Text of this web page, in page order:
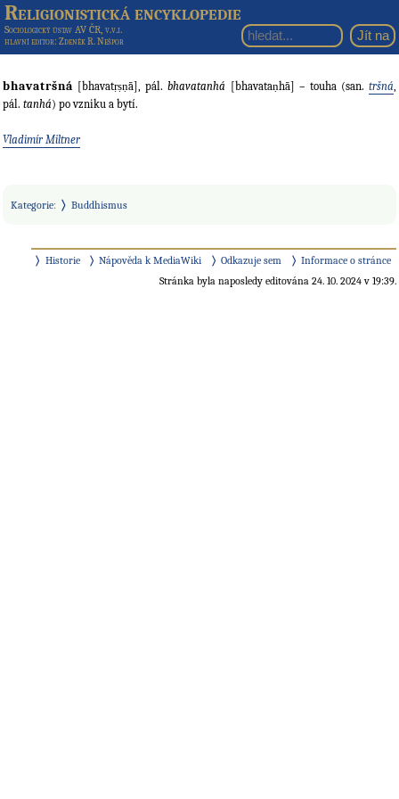
Religionistická encyklopedie
Sociologický ústav AV ČR, v.v.i.
hlavní editor: Zdeněk R. Nešpor
bhavatršná [bhavatṛṣṇā], pál.bhavatanhá [bhavataṇhā] – touha (san. tršná,
pál. tanhá) po vzniku a bytí.
Vladimír Miltner
Kategorie: Buddhismus
Historie Nápověda k MediaWiki Odkazuje sem
Informace o stránce
Stránka byla naposledy editována 24. 10. 2024 v 19:39.